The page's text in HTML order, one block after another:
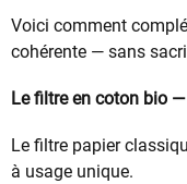
Voici comment
cohérente — sans
Le filtre en coton bio
Le filtre papier
à usage unique.